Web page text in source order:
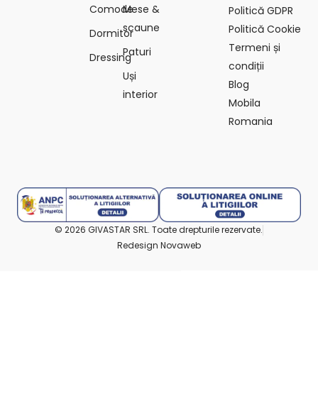
Comode
Dormitor
Dressing
Mese &
scaune
Paturi
Uși
interior
Politică GDPR
Politică Cookie
Termeni și
condiții
Blog
Mobila
Romania
© 2026 GIVASTAR SRL. Toate drepturile rezervate.
Redesign Novaweb